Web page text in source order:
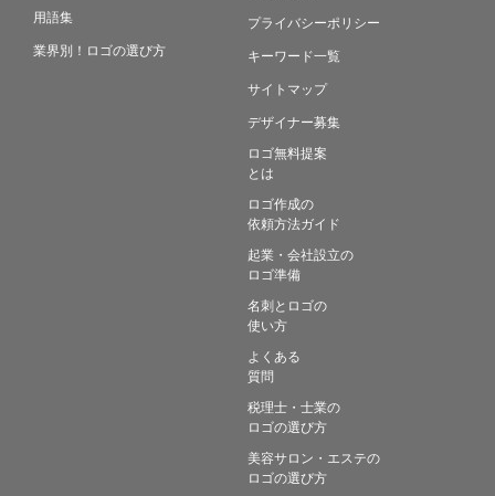
用語集
業界別！ロゴの選び方
プライバシーポリシー
キーワード一覧
サイトマップ
デザイナー募集
ロゴ無料提案
とは
ロゴ作成の
依頼方法ガイド
起業・会社設立の
ロゴ準備
名刺とロゴの
使い方
よくある
質問
税理士・士業の
ロゴの選び方
美容サロン・エステの
ロゴの選び方